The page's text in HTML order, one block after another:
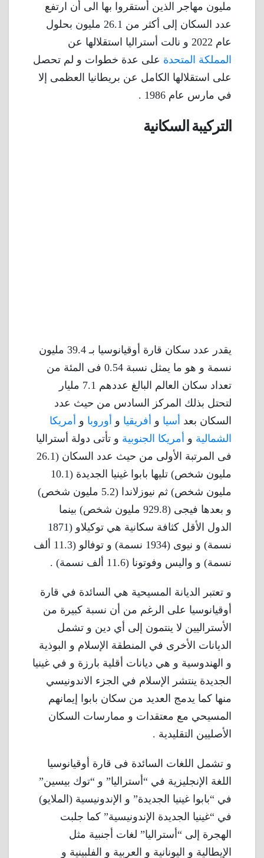
مليون مهاجر الذين أستقروا بها الى أن ارتفع
عدد السكان إلى أكثر من 26.1 مليون بحلول
عام 2022 و نالت أستراليا استقلالها عن
المملكة المتحدة على عدة خطوات و لم تحصل
على استقلالها الكامل عن بريطانيا العظمى إلا
في مارس عام 1986 .
التركيبة السكانية
يقدر عدد سكان قارة أوقيانوسيا بـ 39.4 مليون
نسمة و هو ما يمثل نسبة 0.54 فى المئة من
تعداد سكان العالم البالغ عددهم 7.1 مليار
لتحتل بذلك المركز السادس من حيث عدد
السكان بعد أسيا و أفريقيا و أوروبا و أمريكا
الشمالية و أمريكا الجنوبية و تأتى دولة أستراليا
فى المرتبة الأولى من حيث عدد السكان (26.1
مليون شخص) تليها بابوا غينيا الجديدة (10.1
مليون شخص) ثم نيوزلاندا (5.2 مليون شخص)
و بعدها فيجى (929.8 مليون شخص) بينما
الدول الأقل كثافة سكانية هي توكيلاو (1871
نسمة) و نيوى (1934 نسمة) و توفالو (11.3 ألف
نسمة) و واليس وفوتونا (11.6 ألف نسمة) .
و تعتبر الديانة المسيحية هي السائدة في قارة
أوقيانوسيا على الرغم من أن نسبة كبيرة من
الأستراليين لا ينتمون إلى أي دين و تشمل
الديانات الأخرى في المنطقة الإسلام و البوذية
و الهندوسية و هي ديانات أقلية بارزة و في غينيا
الجديدة ينتشر الإسلام في الجزء الاندونيسي
منها كما يدمج العديد من سكان بابوا إيمانهم
المسيحي مع معتقدات و ممارسات السكان
الأصليين التقليدية .
و تشمل اللغات السائدة فى قارة أوقيانوسيا
اللغة الإنجليزية في “أستراليا” و “توك بيسين”
في “بابوا غينيا الجديدة” و الإندونيسية (الملايو)
في “غينيا الجديدة الإندونيسية” كما جلبت
الهجرة إلى “أستراليا” لغات أجنبية مثل
الإيطالية و اليونانية و العربية و الفلبينية و